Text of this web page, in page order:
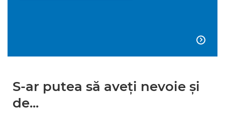

S-ar putea să aveţi nevoie şi
de...